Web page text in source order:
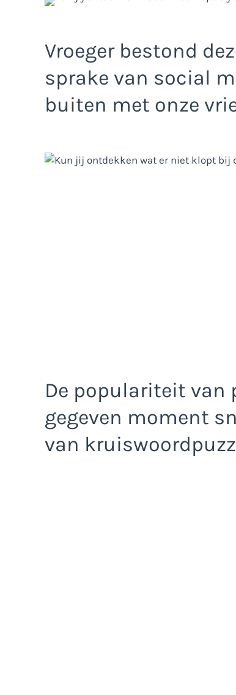
Vroeger bestond
sprake van social
buiten met onze
De populariteit van
gegeven moment
van